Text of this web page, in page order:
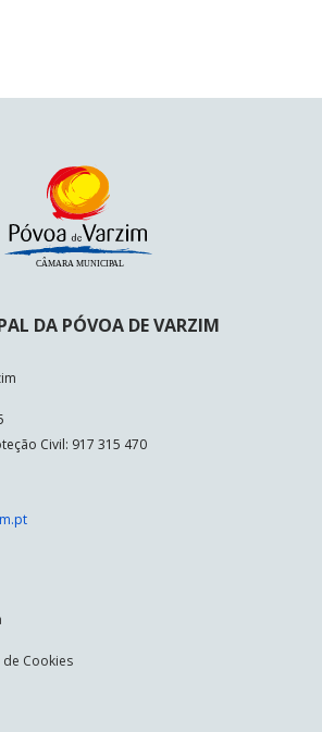
DA PÓVOA DE VARZIM
Civil: 917 315 470
Cookies